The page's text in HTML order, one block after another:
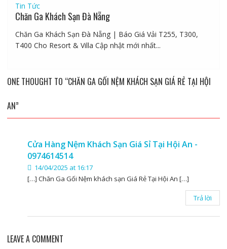
Tin Tức
Chăn Ga Khách Sạn Đà Nẵng
Chăn Ga Khách Sạn Đà Nẵng | Báo Giá Vải T255, T300,
T400 Cho Resort & Villa Cập nhật mới nhất...
ONE THOUGHT TO “CHĂN GA GỐI NỆM KHÁCH SẠN GIÁ RẺ TẠI HỘI
AN”
Cửa Hàng Nệm Khách Sạn Giá Sỉ Tại Hội An -
0974614514
14/04/2025 at 16:17
[…] Chăn Ga Gối Nệm khách sạn Giá Rẻ Tại Hội An […]
Trả lời
LEAVE A COMMENT